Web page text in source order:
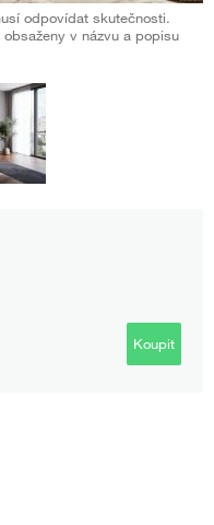
odpovídat skutečnosti.
v názvu a popisu
Koupit